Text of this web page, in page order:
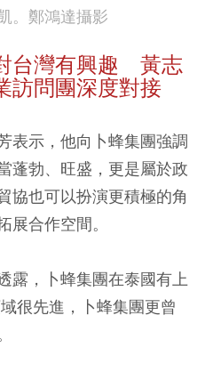
鄭鴻達攝影
台灣有興趣 黃志
訪問團深度對接
表示，他向卜蜂集團強調
蓬勃、旺盛，更是屬於政
協也可以扮演更積極的角
展合作空間。
露，卜蜂集團在泰國有上
很先進，卜蜂集團更曾